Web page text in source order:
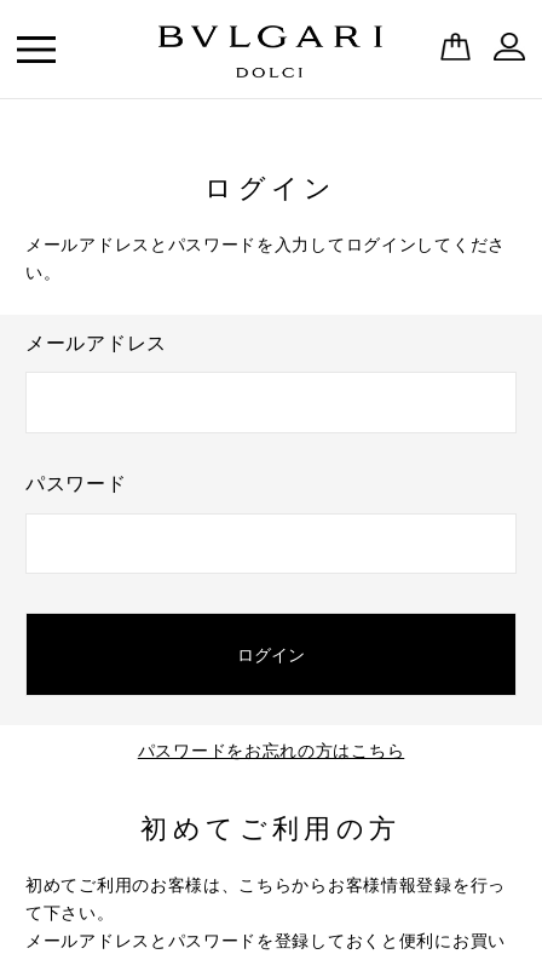
ログイン
メールアドレスとパスワードを入力してログインしてくださ
い。
メールアドレス
パスワード
パスワードをお忘れの方はこちら
初めてご利用の方
初めてご利用のお客様は、こちらからお客様情報登録を行っ
て下さい。
メールアドレスとパスワードを登録しておくと便利にお買い